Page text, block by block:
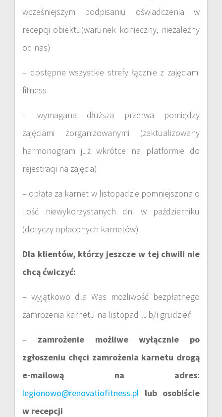
wcześniejszym podpisaniu oświadczenia w
recepcji obiektu(warunek konieczny, niezależny
od nas)
– dostępne wszystkie strefy łącznie z zajęciami
fitness
– wymagana dłuższa przerwa pomiędzy
zajęciami zorganizowanymi (zaktualizowany
harmonogram już wkrótce na platformie do
rejestracji na zajęcia)
– opłata za karnet w listopadzie pomniejszona o
ilość niewykorzystanych dni w październiku
(dotyczy opłaconych karnetów)
Dla klientów, którzy jeszcze w tej chwili nie
chcą ćwiczyć:
– wyjątkowo dla Was możliwość bezpłatnego
zamrożenia karnetu na listopad lub/i grudzień
– zamrożenie możliwe wyłącznie po
zgłoszeniu chęci zamrożenia karnetu drogą
e-mailową na adres:
legionowo@renovatiofitness.pl lub osobiście
w recepcji